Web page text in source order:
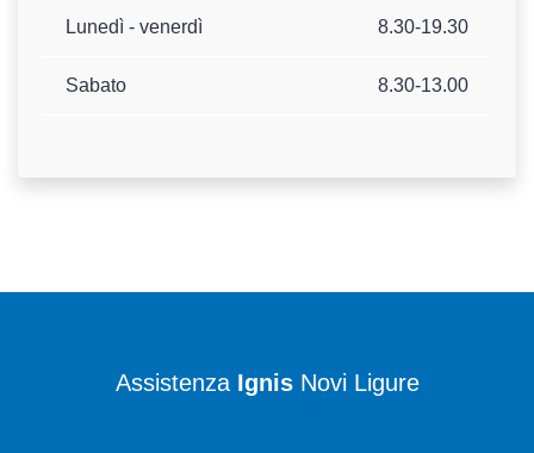
Lunedì - venerdì 8.30-19.30
Sabato 8.30-13.00
Assistenza IgnisNovi Ligure